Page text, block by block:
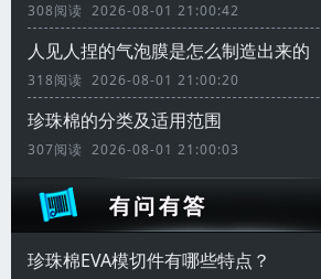
308阅读 2026-08-01 21:00:42
人见人捏的气泡膜是怎么制造出来的
318阅读 2026-08-01 21:00:20
珍珠棉的分类及适用范围
307阅读 2026-08-01 21:00:03
珍珠棉EVA模切件有哪些特点？